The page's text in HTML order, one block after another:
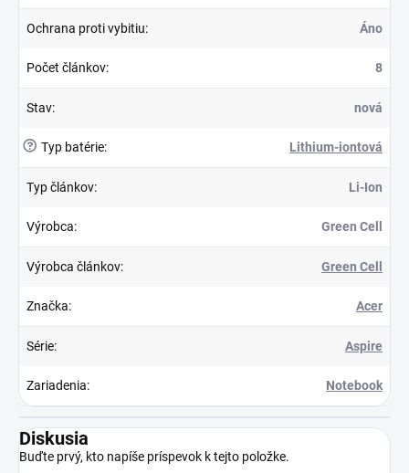
Ochrana proti vybitiu: Áno
Počet článkov: 8
Stav: nová
? Typ batérie: Lithium-iontová
Typ článkov: Li-Ion
Výrobca: Green Cell
Výrobca článkov: Green Cell
Značka: Acer
Série: Aspire
Zariadenia: Notebook
Diskusia
Buďte prvý, kto napíše príspevok k tejto položke.